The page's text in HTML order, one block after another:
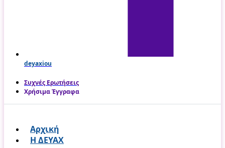
deyaxiou
Συχνές Ερωτήσεις
Χρήσιμα Έγγραφα
Αρχική
Η ΔΕΥΑΧ